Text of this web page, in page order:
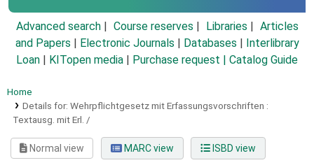
Advanced search Course reserves Libraries
Articles
and Papers
Electronic Journals Databases
Interlibrary
Loan
KITopen media Purchase request | Catalog Guide
Home
Details for: Wehrpflichtgesetz mit Erfassungsvorschriften :
Textausg. mit Erl. /
Normal view MARC view ISBD view